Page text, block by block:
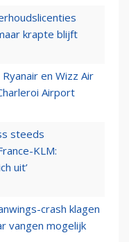
krapte blijft
en Wizz Air
Airport
steeds
KLM:
uit’
crash klagen
vangen mogelijk